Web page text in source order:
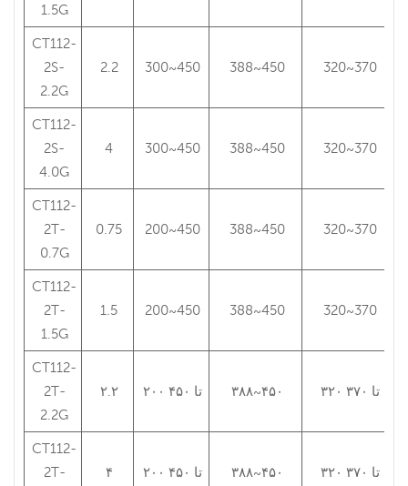
1.5G
CT112-
2S-
2.2G
2.2 300~450 388~450 320~370
CT112-
2S-
4.0G
4 300~450 388~450 320~370
CT112-
2T-
0.7G
0.75 200~450 388~450 320~370
CT112-
2T-
1.5G
1.5 200~450 388~450 320~370
CT112-
2T-
2.2G
۲.۲ ۲۰۰ تا ۴۵۰ ۳۸۸~۴۵۰ ۳۲۰ تا ۳۷۰
CT112-
2T-
۴ ۲۰۰ تا ۴۵۰ ۳۸۸~۴۵۰ ۳۲۰ تا ۳۷۰